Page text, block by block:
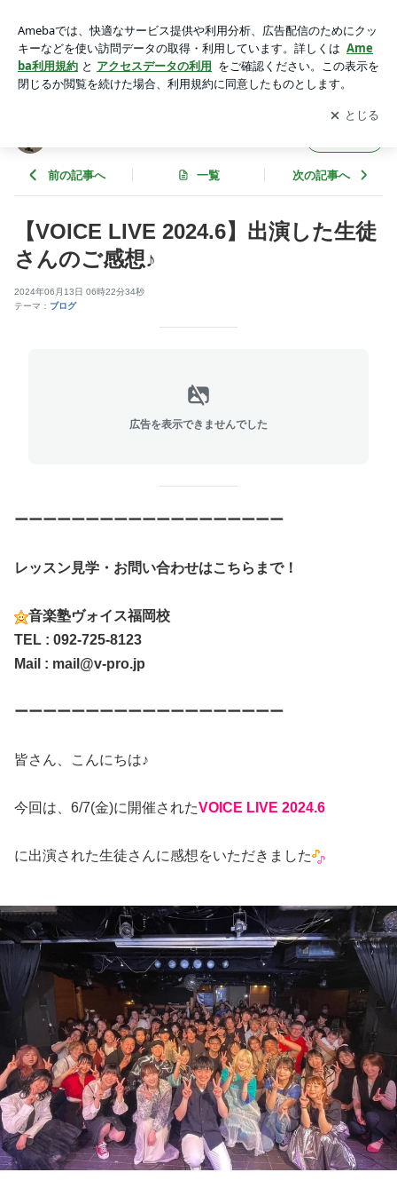
ヴォイス福岡本校のスタッフブログ
アプリをダウンロードして ブログの更新通知
を受け取りまし
ょう。
開く
前の記事へ 一覧 次の記事へ
【VOICE LIVE 2024.6】出演した生徒
さんのご感想♪
2024年06月13日 06時22分34秒
テーマ： ブログ
広告を表示できませんでした
ーーーーーーーーーーーーーーーーーーー
レッスン見学・お問い合わせはこちらまで！
音楽塾ヴォイス福岡校
TEL : 092-725-8123
Mail : mail@v-pro.jp
ーーーーーーーーーーーーーーーーーーー
皆さん、こんにちは♪
今回は、6/7(金)に開催されたVOICE LIVE 2024.6
に出演された生徒さんに感想をいただきました